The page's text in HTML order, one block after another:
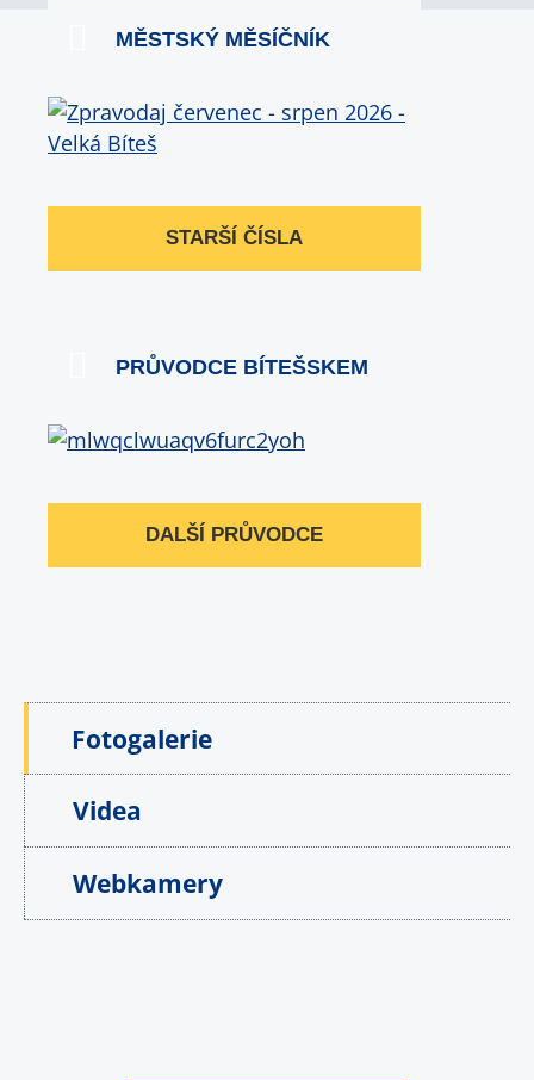
MĚSTSKÝ MĚSÍČNÍK
STARŠÍ ČÍSLA
PRŮVODCE BÍTEŠSKEM
DALŠÍ PRŮVODCE
Fotogalerie
Videa
Webkamery